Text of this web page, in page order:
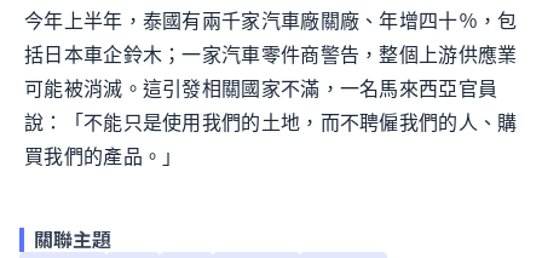
今年上半年，泰國有兩千家汽車廠關廠、年增四十％，包
括日本車企鈴木；一家汽車零件商警告，整個上游供應業
可能被消滅。這引發相關國家不滿，一名馬來西亞官員
說：「不能只是使用我們的土地，而不聘僱我們的人、購
買我們的產品。」
關聯主題